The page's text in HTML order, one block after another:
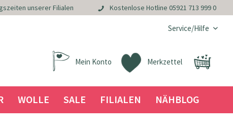
unserer Filialen Kostenlose Hotline 05921 713 999 0
Service/Hilfe
Merkzettel
Mein Konto
WOLLE SALE FILIALEN NÄHBLOG